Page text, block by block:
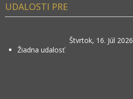
UDALOSTI PRE
Štvrtok, 16. Júl 2026
Žiadna udalosť